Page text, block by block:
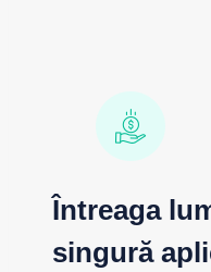
Întreaga
singură